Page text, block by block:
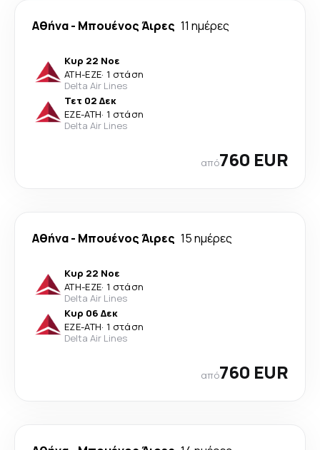
Αθήνα- Μπουένος Άιρες 11 ημέρες
Κυρ 22 Νοε
ATH-EZE· 1 στάση
Delta Air Lines
Τετ 02 Δεκ
EZE-ATH· 1 στάση
Delta Air Lines
από760 EUR
Αθήνα- Μπουένος Άιρες 15 ημέρες
Κυρ 22 Νοε
ATH-EZE· 1 στάση
Delta Air Lines
Κυρ 06 Δεκ
EZE-ATH· 1 στάση
Delta Air Lines
από760 EUR